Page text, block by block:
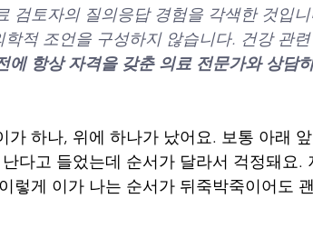
검토자의 질의응답 경험을 각색한 것입
적 조언을 구성하지 않습니다. 건강 관
에 항상 자격을 갖춘 의료 전문가와 상담
가 하나, 위에 하나가 났어요. 보통 아래
다고 들었는데 순서가 달라서 걱정돼요.
렇게 이가 나는 순서가 뒤죽박죽이어도